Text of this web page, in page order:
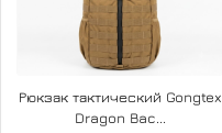
Рюкзак тактический Gongtex
Dragon Bac...